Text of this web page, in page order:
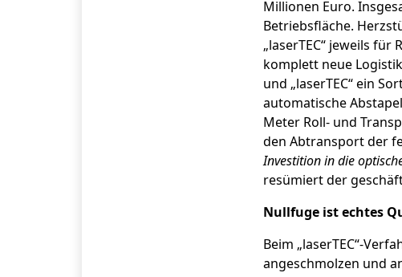
Millionen Euro.
Betriebsfläche.
„laserTEC“ jeweils
komplett neue
und „laserTEC“ ein
automatische
Meter Roll- und
den Abtransport der
Investition in die
resümiert der
Nullfuge ist echtes
Beim „laserTEC“-
angeschmolzen und